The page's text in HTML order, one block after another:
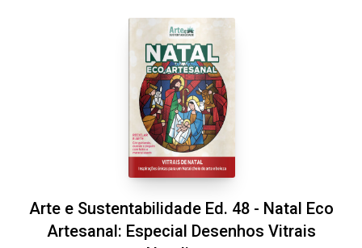
Arte e Sustentabilidade Ed. 48 - Natal Eco
Artesanal: Especial Desenhos Vitrais